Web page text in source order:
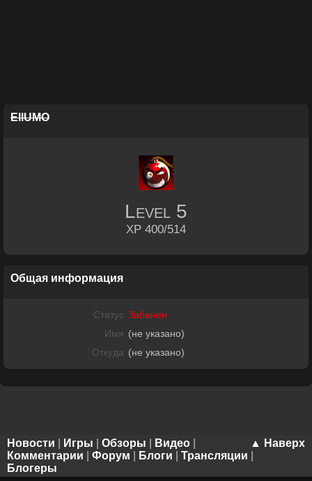
EllUMO
Level 5
XP 400/514
Общая информация
Статус Забанен
Имя (не указано)
Откуда (не указано)
▲ Наверх
Новости Игры Обзоры Видео
Комментарии
Форум Блоги Трансляции
Блогеры